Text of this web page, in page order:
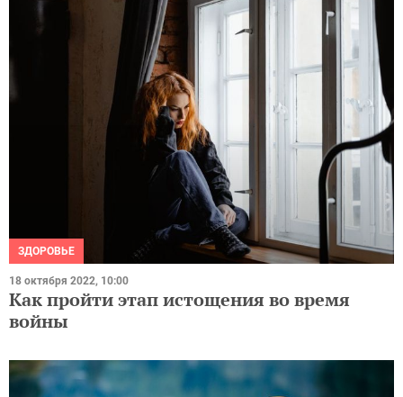
ЗДОРОВЬЕ
18 октября 2022, 10:00
Как пройти этап истощения во время
войны